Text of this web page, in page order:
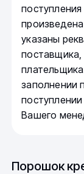
указаны
поставщика,
заполнении
Вашего
Порошок